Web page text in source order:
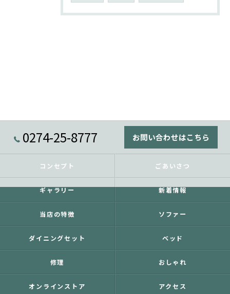
0274-25-8777 お問い合わせはこちら
コンセプト ごあいさつ
ギャラリー 新着情報
当店の特徴 ソファー
ダイニングセット ベッド
修理 おしゃれ
オンラインストア アクセス